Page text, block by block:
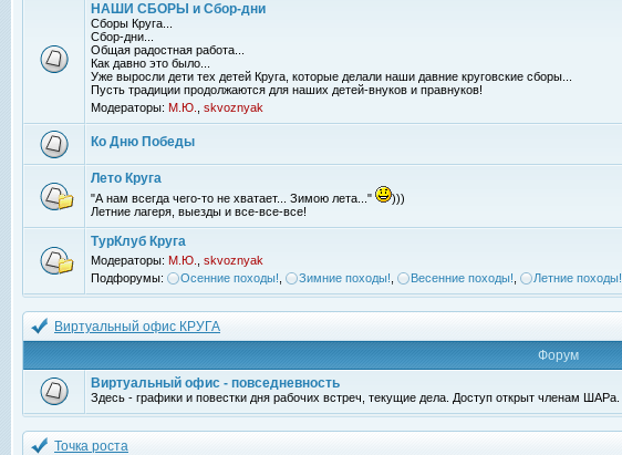
НАШИ СБОРЫ и Сбор-дни
Сборы Круга...
Сбор-дни...
Общая радостная работа...
Как давно это было...
Уже выросли дети тех детей Круга, которые делали наши давние круговские сборы...
Пусть традиции продолжаются для наших детей-внуков и правнуков!
Модераторы: М.Ю. skvoznyak
Ко Дню Победы
Лето Круга
"А нам всегда чего-то не хватает... Зимою лета..."
)))
Летние лагеря, выезды и все-все-все!
ТурКлуб Круга
Модераторы: М.Ю.
skvoznyak
Подфорумы:
Осенние походы! Зимние походы! Весенние походы! Летние походы!
Виртуальный офис КРУГА
Форум
Виртуальный офис - повседневность
Здесь - графики и повестки дня рабочих встреч, текущие дела. Доступ открыт членам ШАРа.
Точка роста